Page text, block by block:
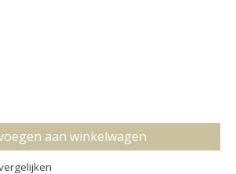
aan winkelwagen